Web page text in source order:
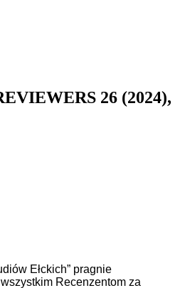
26 (2024),
Ełckich” pragnie
Recenzentom za